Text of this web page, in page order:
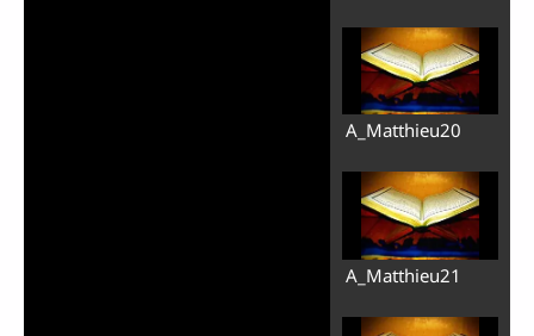
A_Matthieu20
A_Matthieu21